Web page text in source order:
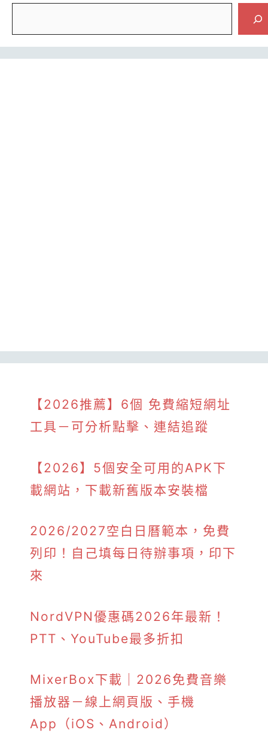
【2026推薦】6個 免費縮短網址
工具－可分析點擊、連結追蹤
【2026】5個安全可用的APK下
載網站，下載新舊版本安裝檔
2026/2027空白日曆範本，免費
列印！自己填每日待辦事項，印下
來
NordVPN優惠碼2026年最新！
PTT、YouTube最多折扣
MixerBox下載｜2026免費音樂
播放器－線上網頁版、手機
App（iOS、Android）